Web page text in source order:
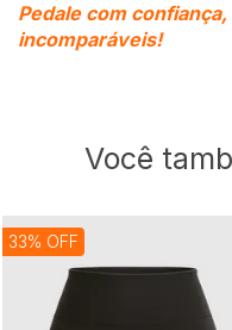
Pedale com
incomparáveis!
Você
33% OFF